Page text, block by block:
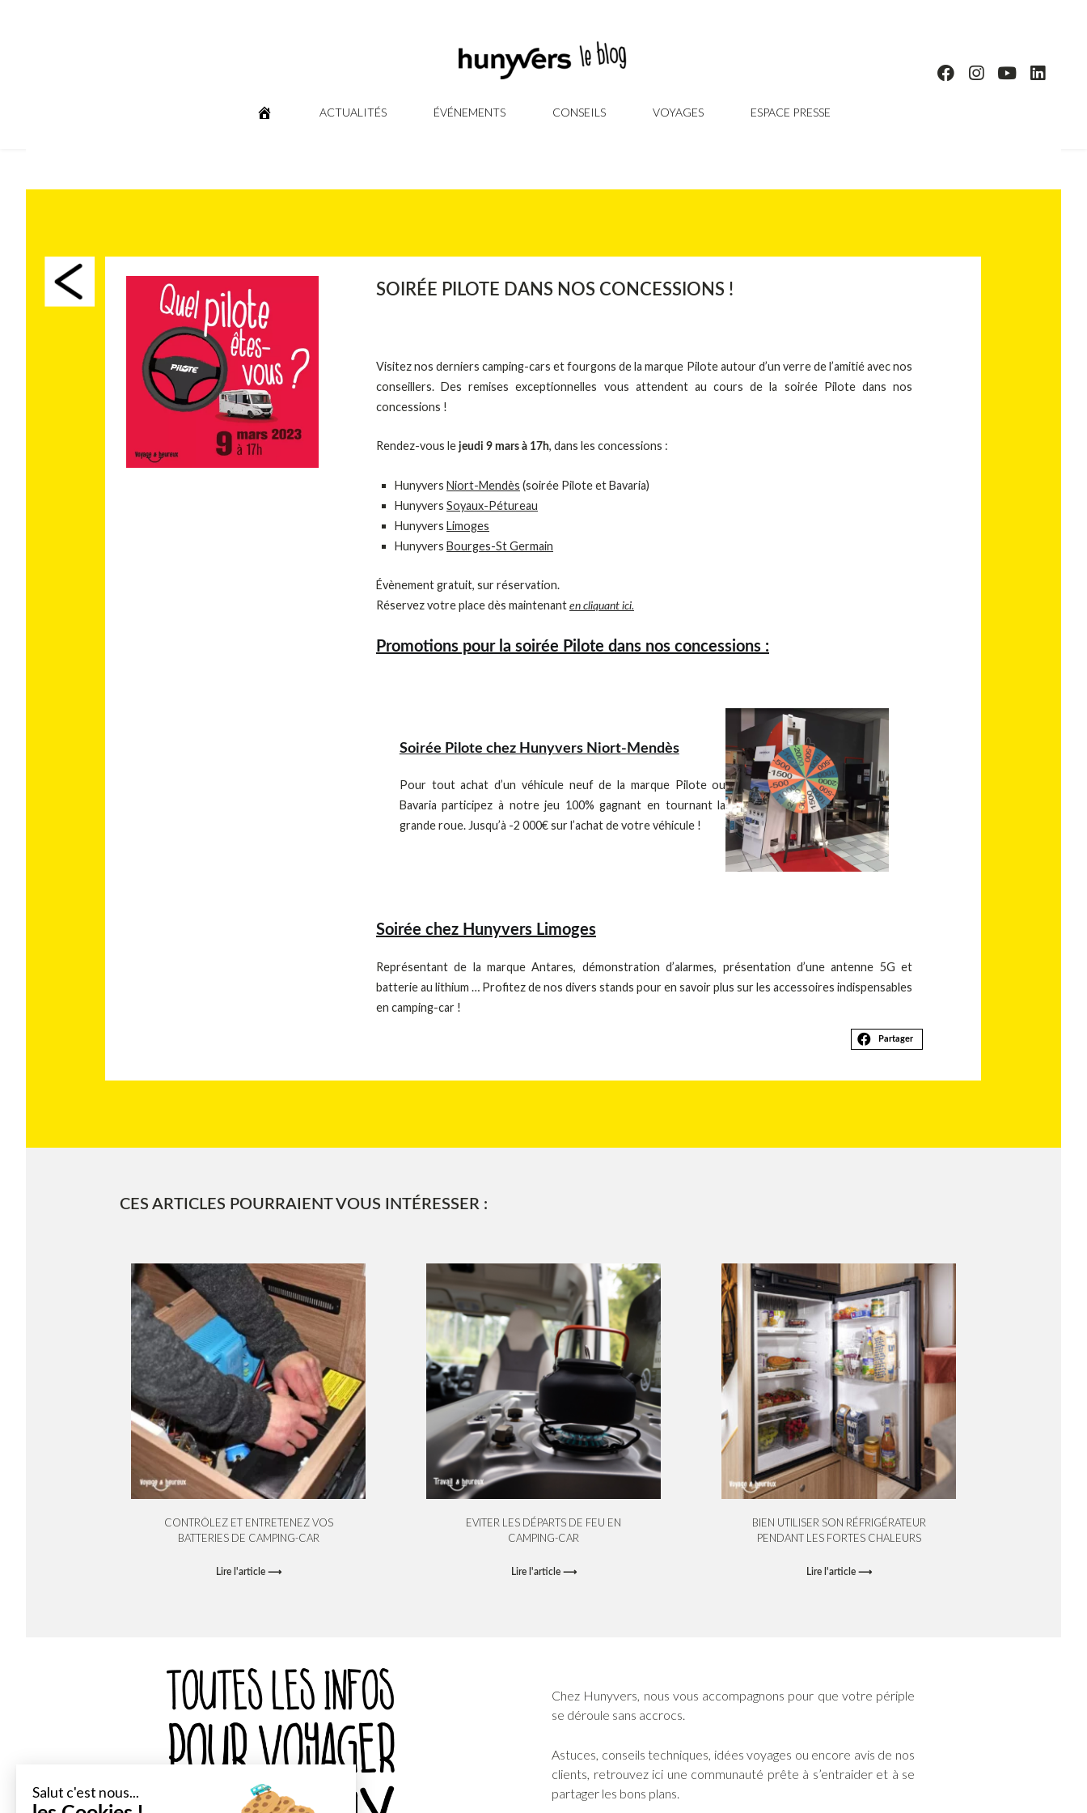
ACTUALITÉS ÉVÉNEMENTS CONSEILS VOYAGES ESPACE PRESSE
SOIRÉE PILOTE DANS NOS CONCESSIONS !
Visitez nos derniers camping-cars et fourgons de la marque Pilote autour d’un verre de l’amitié avec nos
conseillers. Des remises exceptionnelles vous attendent au cours de la soirée Pilote dans nos
concessions !
Rendez-vous le jeudi 9 mars à 17h, dans les concessions :
HunyversNiort-Mendès (soirée Pilote et Bavaria)
HunyversSoyaux-Pétureau
HunyversLimoges
HunyversBourges-St Germain
Évènement gratuit, sur réservation.
Réservez votre place dès maintenant en cliquant ici.
Promotions pour la soirée Pilote dans nos concessions :
Soirée Pilote chez Hunyvers Niort-Mendès
Pour tout achat d’un véhicule neuf de la marque Pilote ou
Bavaria participez à notre jeu 100% gagnant en tournant la
grande roue. Jusqu’à -2 000€ sur l’achat de votre véhicule !
Soirée chez Hunyvers Limoges
Représentant de la marque Antares, démonstration d’alarmes, présentation d’une antenne 5G et
batterie au lithium … Profitez de nos divers stands pour en savoir plus sur les accessoires indispensables
en camping-car !
Partager
CES ARTICLES POURRAIENT VOUS INTÉRESSER :
CONTRÔLEZ ET ENTRETENEZ VOS
BATTERIES DE CAMPING-CAR
Lire l'article ⟶
EVITER LES DÉPARTS DE FEU EN
CAMPING-CAR
Lire l'article ⟶
BIEN UTILISER SON RÉFRIGÉRATEUR
PENDANT LES FORTES CHALEURS
Lire l'article ⟶
Chez Hunyvers, nous vous accompagnons pour que votre périple
se déroule sans accrocs.
Astuces, conseils techniques, idées voyages ou encore avis de nos
clients, retrouvez ici une communauté prête à s’entraider et à se
partager les bons plans.
Salut c'est nous...